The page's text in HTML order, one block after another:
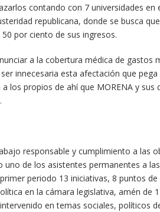
contando con 7 universidades en
republicana, donde se busca
por ciento de sus ingresos.
a la cobertura médica de gastos
innecesaria esta afectación que
los propios de ahí que MORENA y sus
responsable y cumplimiento a las
uno de los asistentes permanentes a
periodo 13 iniciativas, 8 puntos
en la cámara legislativa, amén de
en temas sociales, políticos